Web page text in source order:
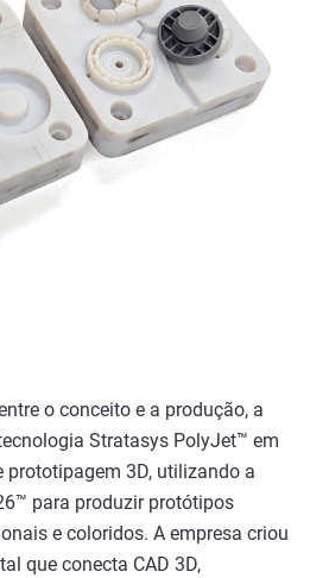
o conceito e a produção, a
Stratasys PolyJet™ em
prototipagem 3D, utilizando a
para produzir protótipos
e coloridos. A empresa criou
que conecta CAD 3D,